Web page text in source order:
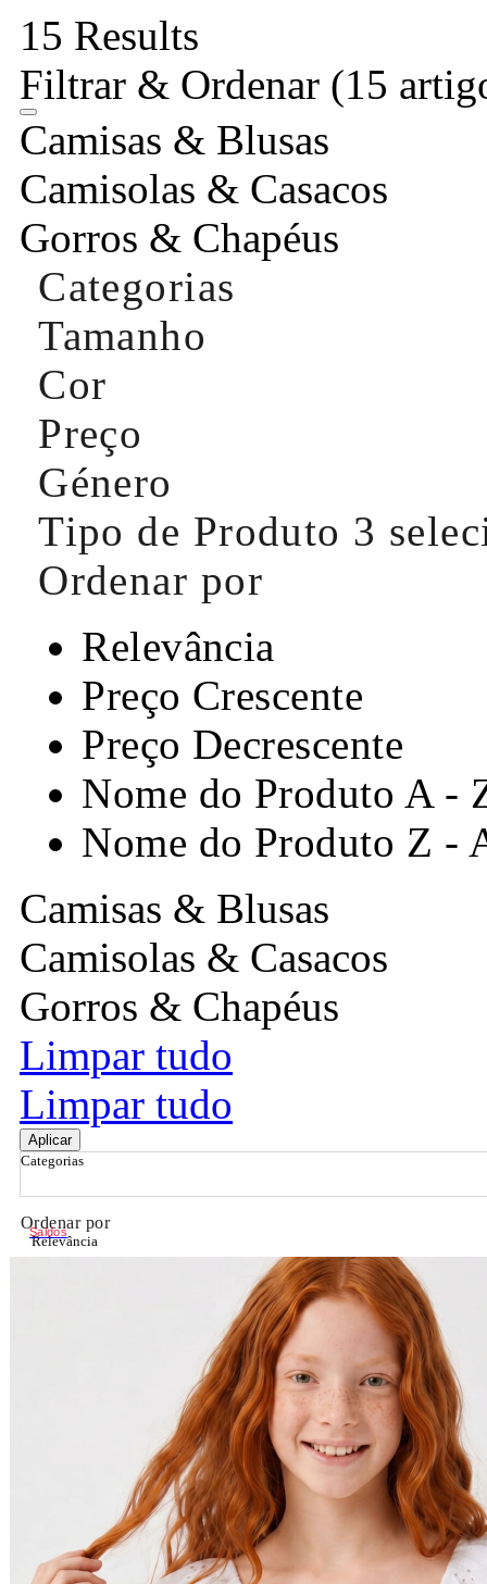
15 Results
Filtrar & Ordenar (15
Camisas & Blusas
Camisolas & Casacos
Gorros & Chapéus
Categorias
Tamanho
Cor
Preço
Género
Tipo de Produto 3
Ordenar por
Relevância
Preço Crescente
Preço Decrescente
Nome do Produto A -
Nome do Produto Z -
Camisas & Blusas
Camisolas & Casacos
Gorros & Chapéus
Limpar tudo
Limpar tudo
Aplicar
Categorias
Ordenar por
Relevância
Nome do Produto A - Z
Nome do Produto Z - A
Saldos